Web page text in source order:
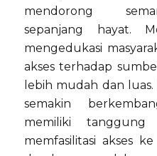
mendorong
sepanjang hayat.
mengedukasi
akses terhadap
lebih mudah dan
semakin
memiliki
memfasilitasi akses